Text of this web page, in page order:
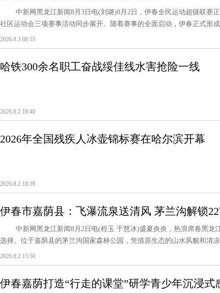
中新网黑龙江新闻8月3日电(刘璐)8月2日，伊春全民运动超级联赛
社区运动会三项赛事活动同步展开。随着赛事的全面启动，伊春正式形成
2026.8.3 08:55
哈铁300余名职工奋战绥佳线水害抢险一线
2026.8.2 18:40
2026年全国残疾人冰壶锦标赛在哈尔滨开幕
2026.8.2 18:39
伊春市嘉荫县：飞瀑流泉送清风 茅兰沟解锁
中新网黑龙江新闻8月2日电(程玉 于慧冰)盛夏炎炎，热浪席卷黑龙
选择。位于嘉荫县的茅兰沟国家森林公园，凭借原生态的山水风貌和清
2026.8.2 15:50
伊春嘉荫打造“行走的课堂”研学青少年沉浸式